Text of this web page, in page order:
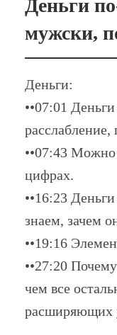
Деньги
мужски,
Деньги:
••07:01
расслабление,
••07:43 Можно
цифрах.
••16:23
знаем, зачем
••19:16
••27:20
чем все
расширяющих